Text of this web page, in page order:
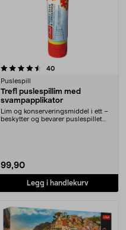
40anmeldelser
Puslespill
Trefl puslespillim med
svampapplikator
Lim og konserveringsmiddel i ett –
beskytter og bevarer puslespillet
99,90
Legg i handlekurv